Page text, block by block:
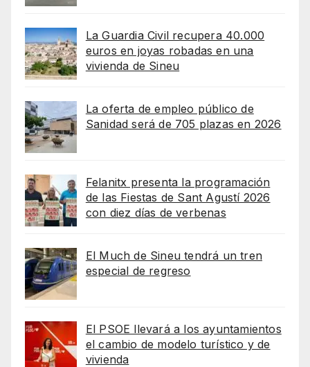
La Guardia Civil recupera 40.000
euros en joyas robadas en una
vivienda de Sineu
La oferta de empleo público de
Sanidad será de 705 plazas en 2026
Felanitx presenta la programación
de las Fiestas de Sant Agustí 2026
con diez días de verbenas
El Much de Sineu tendrá un tren
especial de regreso
El PSOE llevará a los ayuntamientos
el cambio de modelo turístico y de
vivienda